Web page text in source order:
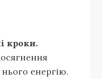
кроки.
енергію.